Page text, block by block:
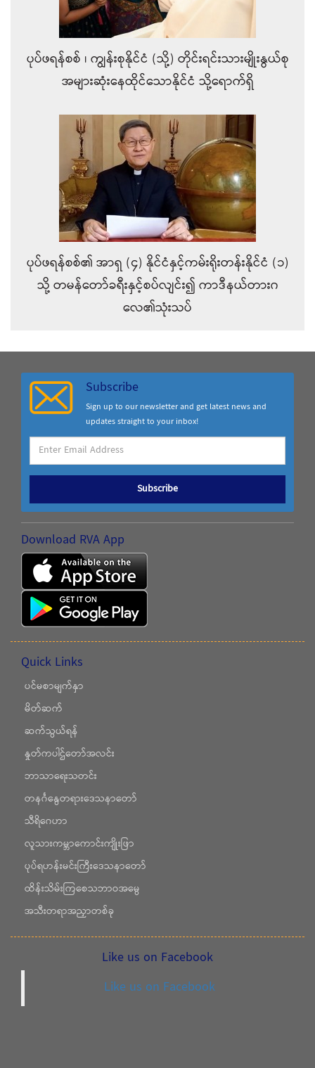
ပုပ်ဖရန်စစ် ၊ ကျွန်းစုနိုင်ငံ (သို့) တိုင်းရင်းသားမျိုးနွယ်စု
အများဆုံးနေထိုင်သောနိုင်ငံ သို့ရောက်ရှိ
ပုပ်ဖရန်စစ်၏ အာရှ (၄) နိုင်ငံနှင့်ကမ်းရိုးတန်းနိုင်ငံ (၁)
သို့ တမန်တော်ခရီးနှင့်စပ်လျင်း၍ ကာဒီနယ်တားဂ
လေ၏သုံးသပ်
Subscribe
Sign up to our newsletter and get latest news and
updates straight to your inbox!
Subscribe
Download RVA App
Quick Links
ပင်မစာမျက်နှာ
မိတ်ဆက်
ဆက်သွယ်ရန်
နှုတ်ကပါဌ်တော်အလင်း
ဘာသာရေးသတင်း
တနင်္ဂနွေတရားဒေသနာတော်
သီရိဂေဟာ
လူသားကမ္ဘာကောင်းကျိုးဖြာ
ပုပ်ရဟန်းမင်းကြီးဒေသနာတော်
ထိန်းသိမ်းကြစေသဘာဝအမွေ
အသီးတရာအညှာတစ်ခု
Like us on Facebook
Like us on Facebook